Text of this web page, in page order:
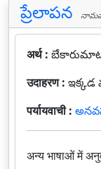
ప్రేలాపన
अर्थ :
उदाहरण : ఇక్కడ
पर्यायवाची :
अन्य भाषाओं में